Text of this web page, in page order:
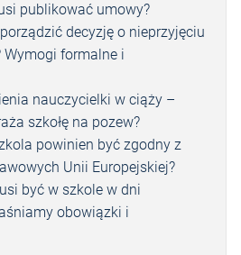
publikować umowy?
decyzję o nieprzyjęciu
Wymogi formalne i
nauczycielki w ciąży –
szkołę na pozew?
powinien być zgodny z
Unii Europejskiej?
być w szkole w dni
obowiązki i